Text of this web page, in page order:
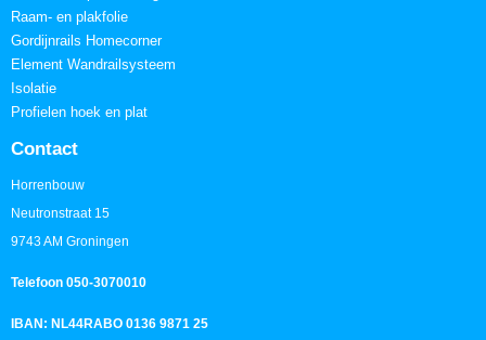
Raam- en plakfolie
Gordijnrails Homecorner
Element Wandrailsysteem
Isolatie
Profielen hoek en plat
Contact
Horrenbouw
Neutronstraat 15
9743 AM Groningen
Telefoon 050-3070010
IBAN: NL44RABO 0136 9871 25